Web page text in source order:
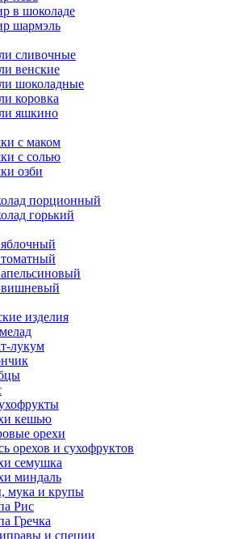
в шоколаде
шармэль
сливочные
венские
шоколадные
коровка
яшкино
с маком
с солью
озби
порционный
горький
изделия
лукум
кешью
орехи
орехов и сухофруктов
семушка
миндаль
мука и крупы
Рис
Гречка
и специи